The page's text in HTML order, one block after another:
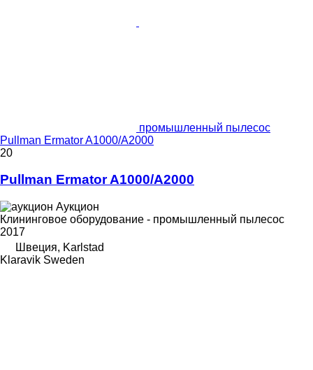
промышленный пылесос
Pullman Ermator A1000/A2000
20
Pullman Ermator A1000/A2000
Аукцион
Клининговое оборудование - промышленный пылесос
2017
Швеция, Karlstad
Klaravik Sweden